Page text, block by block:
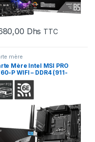
Dhs TTC
mère
Mère Intel MSI PRO
P WIFI – DDR4 (911-
037)